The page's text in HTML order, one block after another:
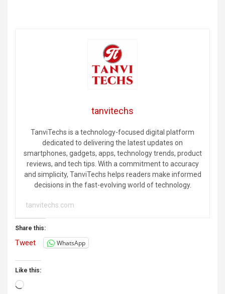
tanvitechs
TanviTechs is a technology-focused digital platform
dedicated to delivering the latest updates on
smartphones, gadgets, apps, technology trends, product
reviews, and tech tips. With a commitment to accuracy
and simplicity, TanviTechs helps readers make informed
decisions in the fast-evolving world of technology.
tanvitechs.com
Share this:
Tweet WhatsApp
Like this:
Loading…